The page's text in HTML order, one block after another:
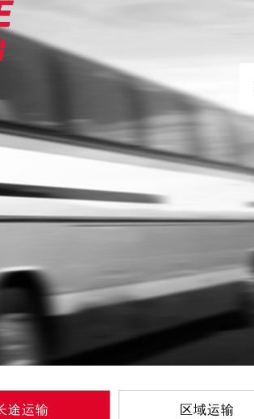
途运输 区域运输